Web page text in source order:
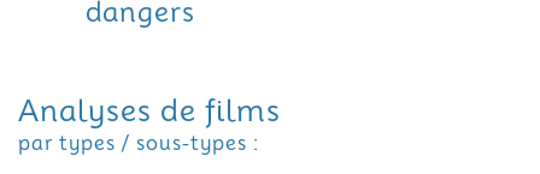
dangers
Analyses de films
par types / sous-types :